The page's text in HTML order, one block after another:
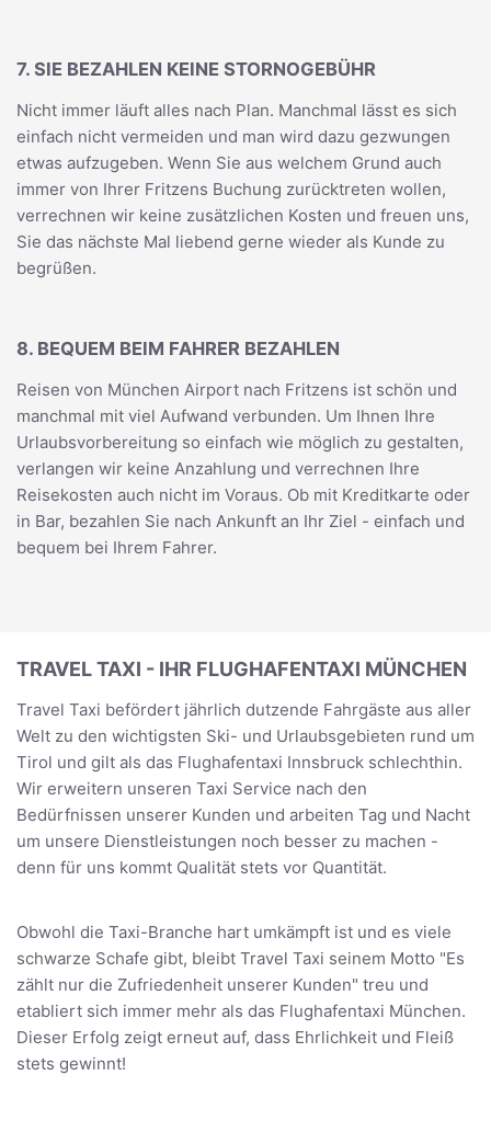
7. SIE BEZAHLEN KEINE STORNOGEBÜHR
Nicht immer läuft alles nach Plan. Manchmal lässt es sich
einfach nicht vermeiden und man wird dazu gezwungen
etwas aufzugeben. Wenn Sie aus welchem Grund auch
immer von Ihrer Fritzens Buchung zurücktreten wollen,
verrechnen wir keine zusätzlichen Kosten und freuen uns,
Sie das nächste Mal liebend gerne wieder als Kunde zu
begrüßen.
8. BEQUEM BEIM FAHRER BEZAHLEN
Reisen von München Airport nach Fritzens ist schön und
manchmal mit viel Aufwand verbunden. Um Ihnen Ihre
Urlaubsvorbereitung so einfach wie möglich zu gestalten,
verlangen wir keine Anzahlung und verrechnen Ihre
Reisekosten auch nicht im Voraus. Ob mit Kreditkarte oder
in Bar, bezahlen Sie nach Ankunft an Ihr Ziel - einfach und
bequem bei Ihrem Fahrer.
TRAVEL TAXI - IHR FLUGHAFENTAXI MÜNCHEN
Travel Taxi befördert jährlich dutzende Fahrgäste aus aller
Welt zu den wichtigsten Ski- und Urlaubsgebieten rund um
Tirol und gilt als das Flughafentaxi Innsbruck schlechthin.
Wir erweitern unseren Taxi Service nach den
Bedürfnissen unserer Kunden und arbeiten Tag und Nacht
um unsere Dienstleistungen noch besser zu machen -
denn für uns kommt Qualität stets vor Quantität.
Obwohl die Taxi-Branche hart umkämpft ist und es viele
schwarze Schafe gibt, bleibt Travel Taxi seinem Motto "Es
zählt nur die Zufriedenheit unserer Kunden" treu und
etabliert sich immer mehr als das Flughafentaxi München.
Dieser Erfolg zeigt erneut auf, dass Ehrlichkeit und Fleiß
stets gewinnt!